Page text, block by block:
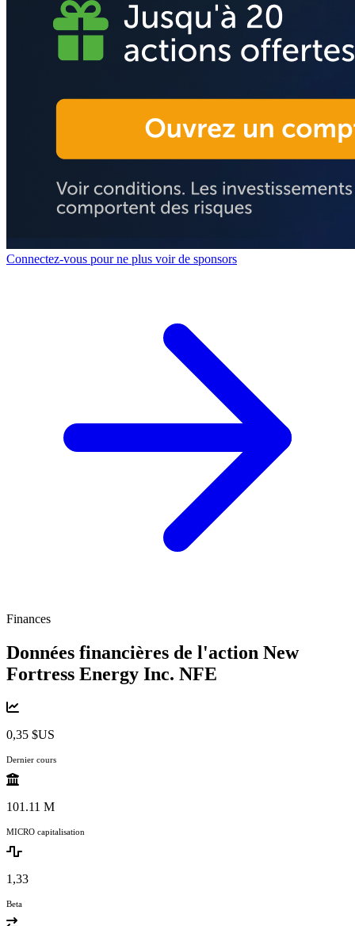
Connectez-vous pour ne plus voir de sponsors
Finances
Données financières de l'action New
Fortress Energy Inc. NFE
0,35 $US
Dernier cours
101.11 M
MICRO capitalisation
1,33
Beta